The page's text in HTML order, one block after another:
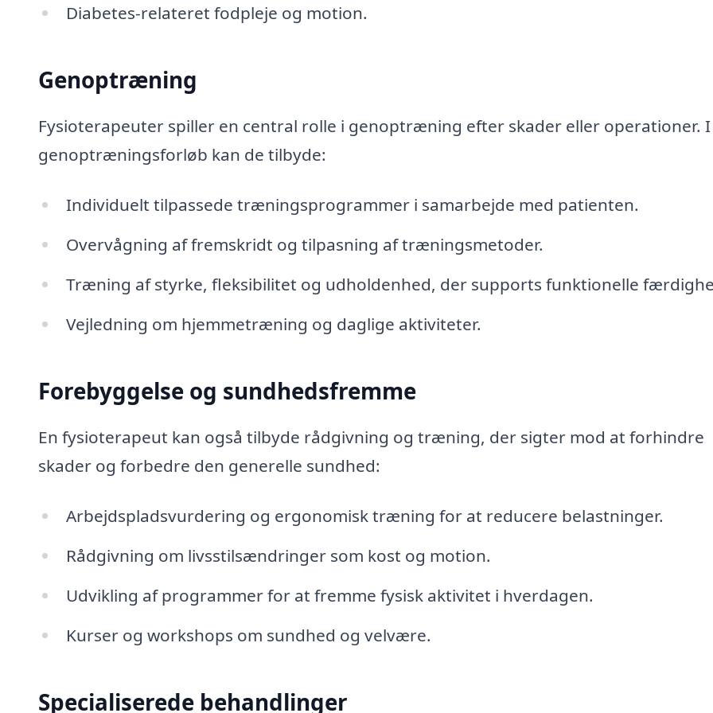
Diabetes-relateret fodpleje og motion.
Genoptræning
Fysioterapeuter spiller en central rolle i genoptræning efter skader eller operationer. I
genoptræningsforløb kan de tilbyde:
Individuelt tilpassede træningsprogrammer i samarbejde med patienten.
Overvågning af fremskridt og tilpasning af træningsmetoder.
Træning af styrke, fleksibilitet og udholdenhed, der supports funktionelle
Vejledning om hjemmetræning og daglige aktiviteter.
Forebyggelse og sundhedsfremme
En fysioterapeut kan også tilbyde rådgivning og træning, der sigter mod at forhindre
skader og forbedre den generelle sundhed:
Arbejdspladsvurdering og ergonomisk træning for at reducere belastninger.
Rådgivning om livsstilsændringer som kost og motion.
Udvikling af programmer for at fremme fysisk aktivitet i hverdagen.
Kurser og workshops om sundhed og velvære.
Specialiserede behandlinger